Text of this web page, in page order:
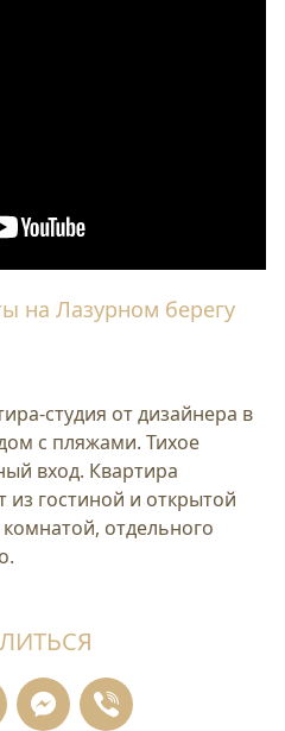
на Лазурном берегу
студия от дизайнера в
с пляжами. Тихое
вход. Квартира
гостиной и открытой
отдельного
Telegram
Messenger